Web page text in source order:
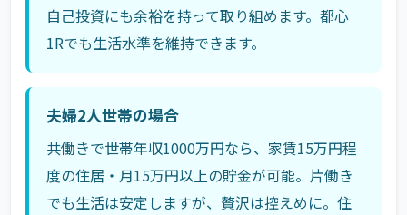
自己投資にも余裕を持って取り組めます。都心
1Rでも生活水準を維持できます。
夫婦2人世帯の場合
共働きで世帯年収1000万円なら、家賃15万円程
度の住居・月15万円以上の貯金が可能。片働き
でも生活は安定しますが、贅沢は控えめに。住